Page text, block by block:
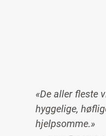
«De aller fleste
hyggelige,
hjelpsomme.»